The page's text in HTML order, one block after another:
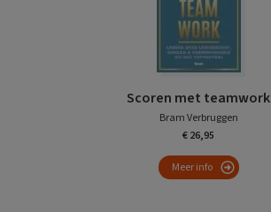
Scoren met teamwork
Bram Verbruggen
€ 26,95
Meer info